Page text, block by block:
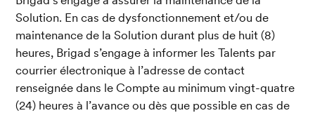
Solution. En cas de dysfonctionnement et/ou de
maintenance de la Solution durant plus de huit (8)
heures, Brigad s’engage à informer les Talents par
courrier électronique à l’adresse de contact
renseignée dans le Compte au minimum vingt-quatre
(24) heures à l’avance ou dès que possible en cas de